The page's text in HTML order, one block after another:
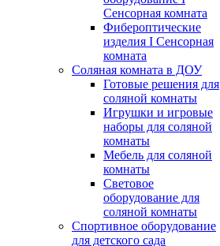
Сенсорная комната
Фибероптические
изделия I Сенсорная
комната
Соляная комната в ДОУ
Готовые решения для
соляной комнаты
Игрушки и игровые
наборы для соляной
комнаты
Мебель для соляной
комнаты
Световое
оборудование для
соляной комнаты
Спортивное оборудование
для детского сада